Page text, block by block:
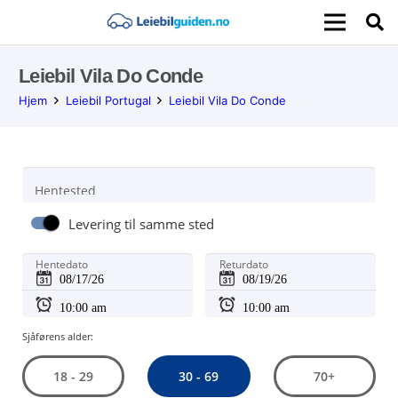
Leiebil Vila Do Conde
Hjem Leiebil Portugal Leiebil Vila Do Conde
Hentested
Levering til samme sted
Hentedato Returdato
Sjåførens alder:
18 - 29 30 - 69 70+